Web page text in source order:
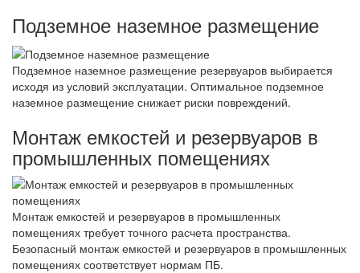
Подземное наземное размещение
Подземное наземное размещение резервуаров выбирается
исходя из условий эксплуатации. Оптимальное подземное
наземное размещение снижает риски повреждений.
Монтаж емкостей и резервуаров в
промышленных помещениях
Монтаж емкостей и резервуаров в промышленных
помещениях требует точного расчета пространства.
Безопасный монтаж емкостей и резервуаров в промышленных
помещениях соответствует нормам ПБ.